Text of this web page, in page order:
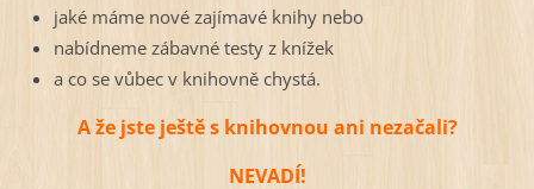
jaké máme nové zajímavé knihy nebo
nabídneme zábavné testy z knížek
a co se vůbec v knihovně chystá.
A že jste ještě s knihovnou ani nezačali?
NEVADÍ!